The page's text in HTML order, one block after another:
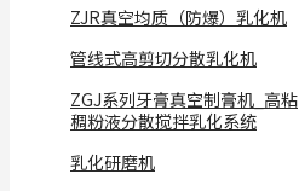
ZJR真空均质（防爆）乳化机
管线式高剪切分散乳化机
ZGJ系列牙膏真空制膏机_高粘
稠粉液分散搅拌乳化系统
乳化研磨机